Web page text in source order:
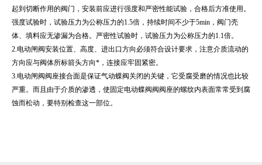
起到切断作用的阀门，安装前应进行强度和严密性能试验，合格后方准使用。
强度试验时，试验压力为公称压力的1.5倍，持续时间不少于5min，阀门壳
体、填料应无渗漏为合格。严密性试验时，试验压力为公称压力的1.1倍。
2.电动闸阀安装位置、高度、进出口方向必须符合设计要求，注意介质流动的
方向应与阀体所标箭头方向*，连接应牢固紧密。
3.电动闸阀阀座接合面是保证气动蝶阀关闭的关键，它受腐受磨的情况也比较
严重。而且由于介质的渗透，使固定电动蝶阀阀阀座的螺纹内表面常常受到腐
蚀而松动，要特别检查这一部位。